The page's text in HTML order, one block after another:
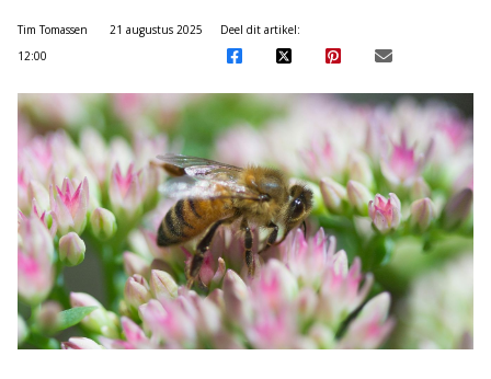
Tim Tomassen
21 augustus 2025
12:00
Deel dit artikel: